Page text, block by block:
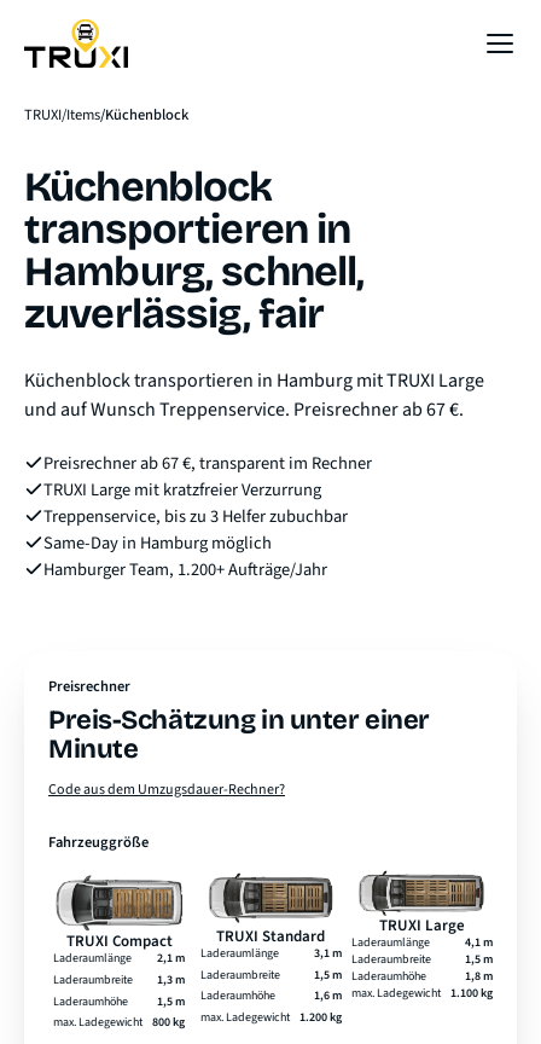
TRUXI Items Küchenblock
Küchenblock
transportieren in
Hamburg, schnell,
zuverlässig, fair
Küchenblock transportieren in Hamburg mit TRUXI Large
und auf Wunsch Treppenservice. Preisrechner ab 67 €.
Preisrechner ab 67 €, transparent im Rechner
TRUXI Large mit kratzfreier Verzurrung
Treppenservice, bis zu 3 Helfer zubuchbar
Same-Day in Hamburg möglich
Hamburger Team, 1.200+ Aufträge/Jahr
Preisrechner
Preis-Schätzung in unter einer
Minute
Code aus dem Umzugsdauer-Rechner?
Fahrzeuggröße
TRUXI Compact
Laderaumlänge
2,1 m
Laderaumbreite
1,3 m
Laderaumhöhe
1,5 m
max. Ladegewicht 800 kg
TRUXI Standard
Laderaumlänge
3,1 m
Laderaumbreite
1,5 m
Laderaumhöhe
1,6 m
max. Ladegewicht
1.200 kg
TRUXI Large
Laderaumlänge
4,1 m
Laderaumbreite
1,5 m
Laderaumhöhe
1,8 m
max. Ladegewicht 1.100 kg